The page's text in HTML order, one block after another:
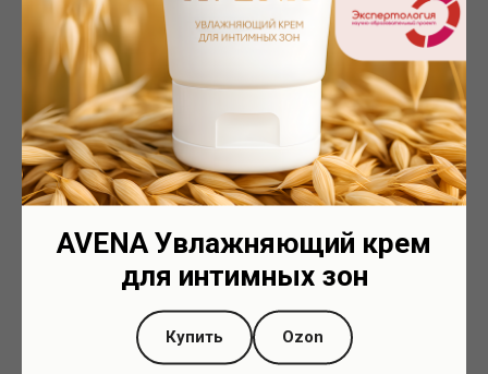
AVENA Увлажняющий крем
для интимных зон
Купить Ozon
Итоги за 2020 год
51
2000